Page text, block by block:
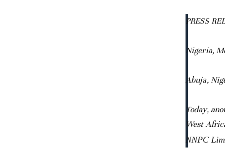
PRESS
Nigeria,
Abuja,
Today,
West